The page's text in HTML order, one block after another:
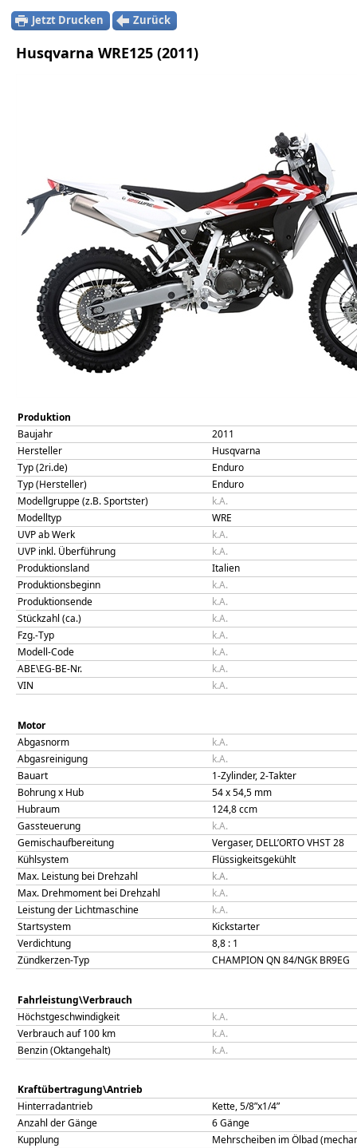
Jetzt Drucken Zurück
Husqvarna WRE125 (2011)
Produktion
Baujahr
2011
Hersteller
Husqvarna
Typ (2ri.de)
Enduro
Typ (Hersteller)
Enduro
Modellgruppe (z.B. Sportster)
k.A.
Modelltyp
WRE
UVP ab Werk
k.A.
UVP inkl. Überführung
k.A.
Produktionsland
Italien
Produktionsbeginn
k.A.
Produktionsende
k.A.
Stückzahl (ca.)
k.A.
Fzg.-Typ
k.A.
Modell-Code
k.A.
ABE\EG-BE-Nr.
k.A.
VIN
k.A.
Motor
Abgasnorm
k.A.
Abgasreinigung
k.A.
Bauart
1-Zylinder, 2-Takter
Bohrung x Hub
54x54,5 mm
Hubraum
124,8ccm
Gassteuerung
k.A.
Gemischaufbereitung
Vergaser, DELL’ORTO VHST 28
Kühlsystem
Flüssigkeitsgekühlt
Max. Leistung bei Drehzahl
k.A.
Max. Drehmoment bei Drehzahl
k.A.
Leistung der Lichtmaschine
k.A.
Startsystem
Kickstarter
Verdichtung
8,8 : 1
Zündkerzen-Typ
CHAMPION QN 84/NGK BR9EG
Fahrleistung\Verbrauch
Höchstgeschwindigkeit
k.A.
Verbrauch auf 100 km
k.A.
Benzin (Oktangehalt)
k.A.
Kraftübertragung\Antrieb
Hinterradantrieb
Kette, 5/8”x1/4”
Anzahl der Gänge
6 Gänge
Kupplung
Mehrscheiben im Ölbad